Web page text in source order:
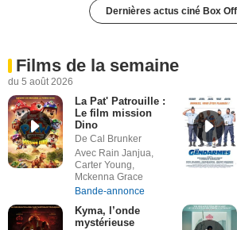
Dernières actus ciné Box
Films de la semaine
du 5 août 2026
La Pat' Patrouille :
Le film mission
Dino
De Cal Brunker
Avec Rain Janjua,
Carter Young,
Mckenna Grace
Bande-annonce
Kyma, l’onde
mystérieuse